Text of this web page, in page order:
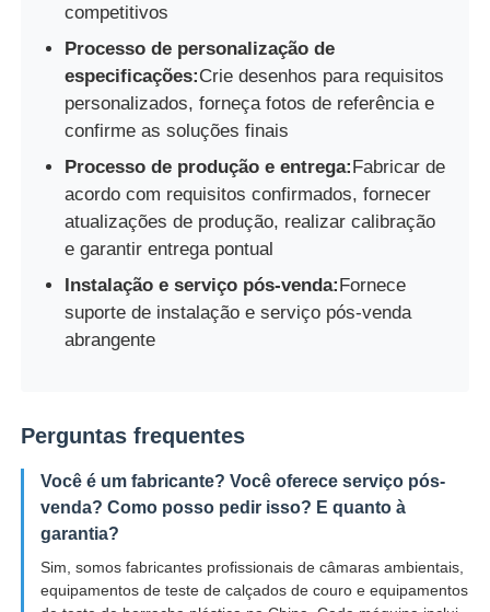
competitivos
Processo de personalização de
especificações:Crie desenhos para requisitos
personalizados, forneça fotos de referência e
confirme as soluções finais
Processo de produção e entrega:Fabricar de
acordo com requisitos confirmados, fornecer
atualizações de produção, realizar calibração
e garantir entrega pontual
Instalação e serviço pós-venda:Fornece
suporte de instalação e serviço pós-venda
abrangente
Perguntas frequentes
Você é um fabricante? Você oferece serviço pós-
venda? Como posso pedir isso? E quanto à
garantia?
Sim, somos fabricantes profissionais de câmaras ambientais,
equipamentos de teste de calçados de couro e equipamentos